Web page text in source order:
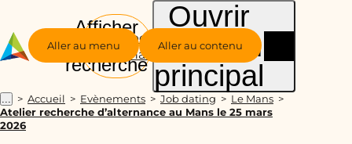
Aller au menu Aller au contenu
Groupe
Alternance
Afficher
la
recherche
Ouvrir
le menu
principal
... Accueil Evènements Job dating
Le Mans
Atelier recherche d’alternance au Mans le 25 mars
2026